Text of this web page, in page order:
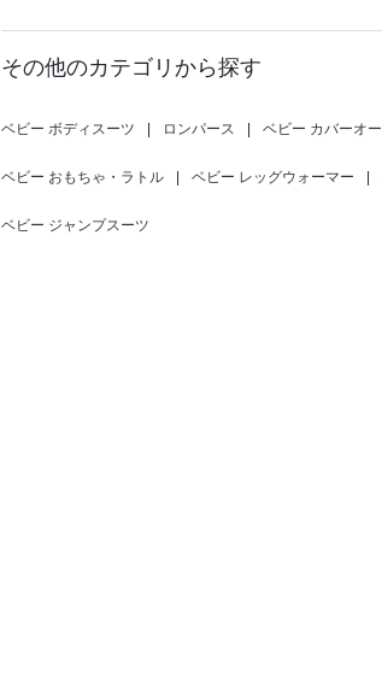
その他のカテゴリから探す
ベビー ボディスーツ ロンパース ベビー カバーオ
ベビー おもちゃ・ラトル ベビー レッグウォーマー
ベビー ジャンプスーツ